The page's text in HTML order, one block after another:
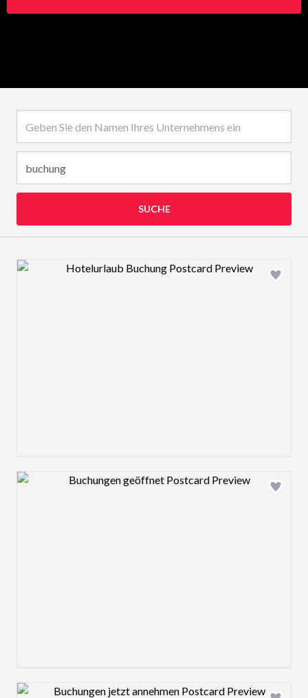
SUCHE
Design preview image
Design preview image
Design preview image